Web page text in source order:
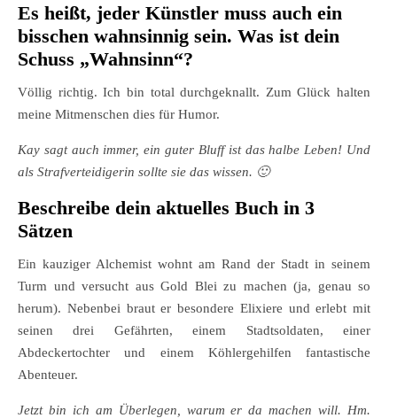
Es heißt, jeder Künstler muss auch ein
bisschen wahnsinnig sein. Was ist dein
Schuss „Wahnsinn“?
Völlig richtig. Ich bin total durchgeknallt. Zum Glück halten
meine Mitmenschen dies für Humor.
Kay sagt auch immer, ein guter Bluff ist das halbe Leben! Und
als Strafverteidigerin sollte sie das wissen. 🙂
Beschreibe dein aktuelles Buch in 3
Sätzen
Ein kauziger Alchemist wohnt am Rand der Stadt in seinem
Turm und versucht aus Gold Blei zu machen (ja, genau so
herum). Nebenbei braut er besondere Elixiere und erlebt mit
seinen drei Gefährten, einem Stadtsoldaten, einer
Abdeckertochter und einem Köhlergehilfen fantastische
Abenteuer.
Jetzt bin ich am Überlegen, warum er da machen will. Hm.